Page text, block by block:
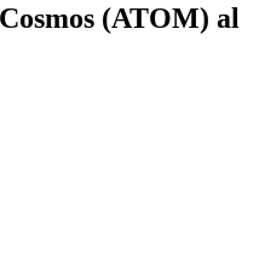
(ATOM) al